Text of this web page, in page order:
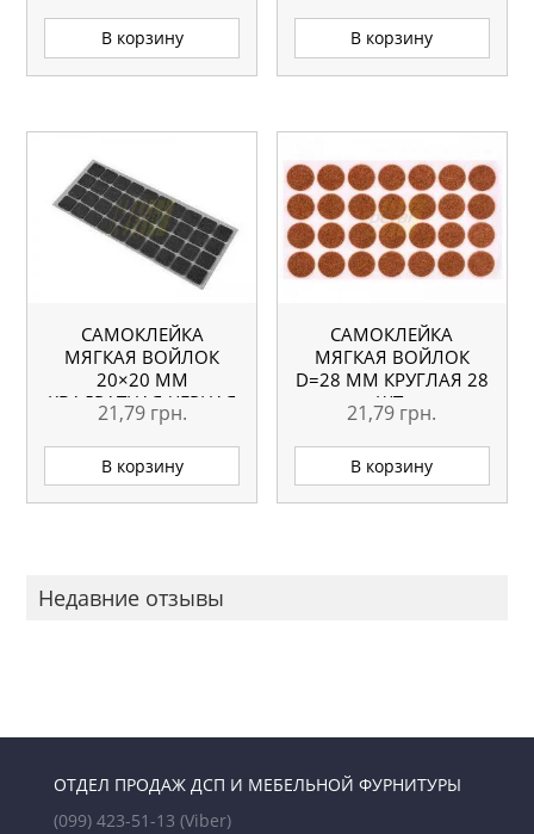
В корзину В корзину
САМОКЛЕЙКА
МЯГКАЯ ВОЙЛОК
20×20 ММ
КВАДРАТНАЯ ЧЕРНАЯ
40 ШТ.
21,79 грн.
В корзину
САМОКЛЕЙКА
МЯГКАЯ ВОЙЛОК
D=28 ММ КРУГЛАЯ 28
ШТ.
21,79 грн.
В корзину
Недавние отзывы
ОТДЕЛ ПРОДАЖ ДСП И МЕБЕЛЬНОЙ ФУРНИТУРЫ
(099) 423-51-13 (Viber)